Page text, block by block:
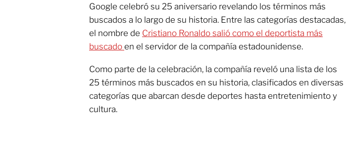
Google celebró su 25 aniversario revelando los términos más
buscados a lo largo de su historia. Entre las categorías destacadas,
el nombre de Cristiano Ronaldo salió como el deportista más
buscado en el servidor de la compañía estadounidense.
Como parte de la celebración, la compañía reveló una lista de los
25 términos más buscados en su historia, clasificados en diversas
categorías que abarcan desde deportes hasta entretenimiento y
cultura.